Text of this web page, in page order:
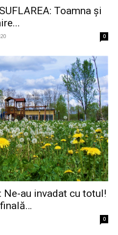
Toamna și
0
Ne-au invadat cu totul!
0